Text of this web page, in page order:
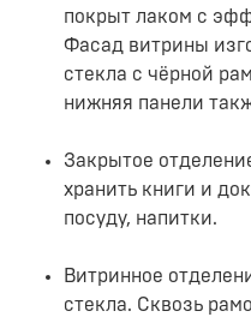
покрыт лаком с
Фасад витрины
стекла с чёрной
нижняя панели
Закрытое
хранить книги и
посуду, напитки.
Витринное
стекла. Сквозь